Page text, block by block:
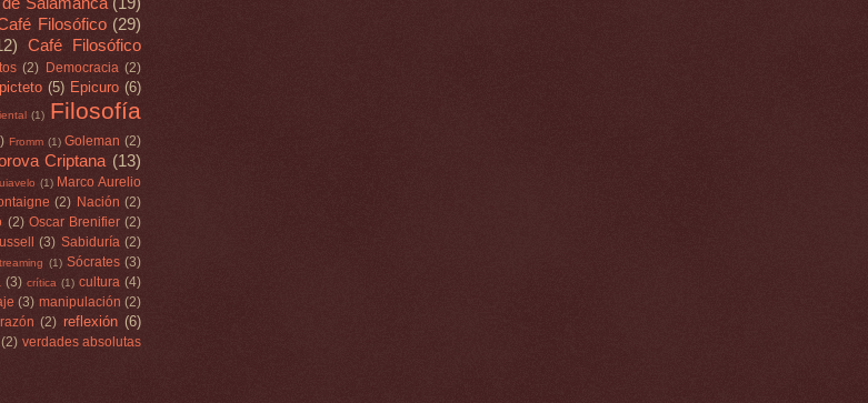
Filosófico (29)
Café Filosófico
(2) Democracia (2)
(5) Epicuro (6)
(1) Filosofía
Fromm (1) Goleman (2)
Criptana (13)
(1) Marco Aurelio
(2) Nación (2)
(2) Oscar Brenifier (2)
(3) Sabiduría (2)
(1) Sócrates (3)
(3) crítica (1) cultura (4)
(3) manipulación (2)
razón (2) reflexión (6)
(2) verdades absolutas